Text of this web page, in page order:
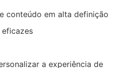
conteúdo em alta definição
eficazes
a experiência de